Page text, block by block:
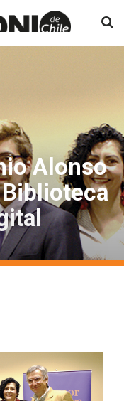
Alonso